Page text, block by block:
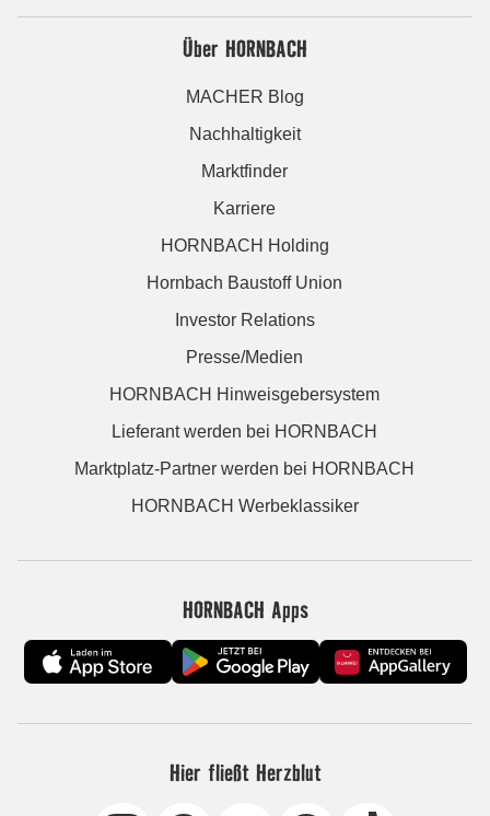
Über HORNBACH
MACHER Blog
Nachhaltigkeit
Marktfinder
Karriere
HORNBACH Holding
Hornbach Baustoff Union
Investor Relations
Presse/Medien
HORNBACH Hinweisgebersystem
Lieferant werden bei HORNBACH
Marktplatz-Partner werden bei HORNBACH
HORNBACH Werbeklassiker
HORNBACH Apps
Hier fließt Herzblut